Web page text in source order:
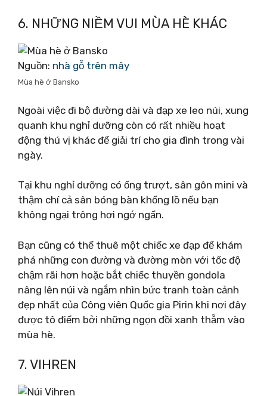
6. NHỮNG NIỀM VUI MÙA HÈ KHÁC
Nguồn: nhà gỗ trên mây
Mùa hè ở Bansko
Ngoài việc đi bộ đường dài và đạp xe leo núi, xung
quanh khu nghỉ dưỡng còn có rất nhiều hoạt
động thú vị khác để giải trí cho gia đình trong vài
ngày.
Tại khu nghỉ dưỡng có ống trượt, sân gôn mini và
thậm chí cả sân bóng bàn khổng lồ nếu bạn
không ngại trông hơi ngớ ngẩn.
Bạn cũng có thể thuê một chiếc xe đạp để khám
phá những con đường và đường mòn với tốc độ
chậm rãi hơn hoặc bắt chiếc thuyền gondola
nâng lên núi và ngắm nhìn bức tranh toàn cảnh
đẹp nhất của Công viên Quốc gia Pirin khi nơi đây
được tô điểm bởi những ngọn đồi xanh thẫm vào
mùa hè.
7. VIHREN